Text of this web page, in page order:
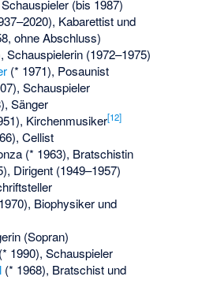
(bis 1987)
Kabarettist und
ohne Abschluss)
Schauspielerin (1972–1975)
(* 1971), Posaunist
Schauspieler
Sänger
Kirchenmusiker[12]
Cellist
(* 1963), Bratschistin
Dirigent (1949–1957)
Biophysiker und
(Sopran)
1990), Schauspieler
(* 1968), Bratschist und